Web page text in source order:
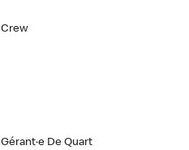
Crew
Gérant·e De Quart